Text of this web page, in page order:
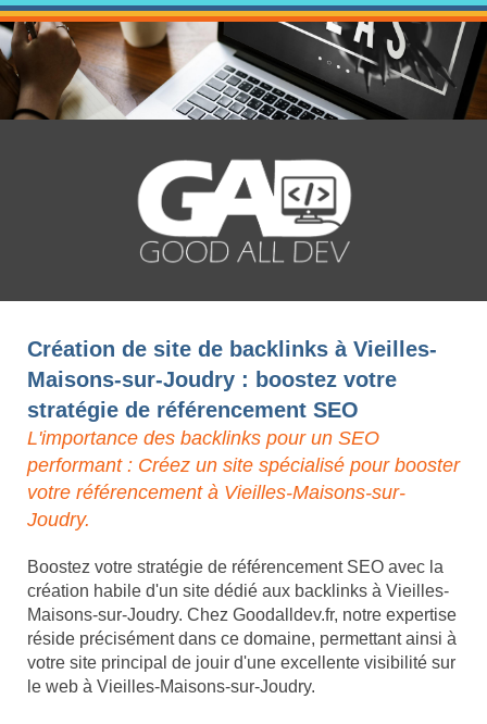
Création de site de backlinks à Vieilles-
Maisons-sur-Joudry : boostez votre
stratégie de référencement SEO
L'importance des backlinks pour un SEO
performant : Créez un site spécialisé pour booster
votre référencement à Vieilles-Maisons-sur-
Joudry.
Boostez votre stratégie de référencement SEO avec la
création habile d'un site dédié aux backlinks à Vieilles-
Maisons-sur-Joudry. Chez Goodalldev.fr, notre expertise
réside précisément dans ce domaine, permettant ainsi à
votre site principal de jouir d'une excellente visibilité sur
le web à Vieilles-Maisons-sur-Joudry.